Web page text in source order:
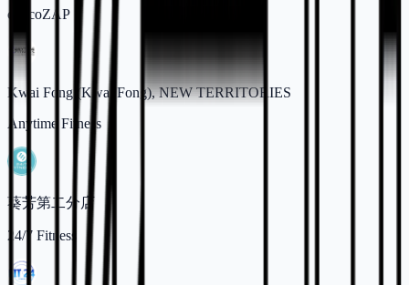
chocoZAP
Kwai Fong (Kwai Fong), NEW TERRITORIES
Anytime Fitness
葵芳第二分店
24/7 Fitness